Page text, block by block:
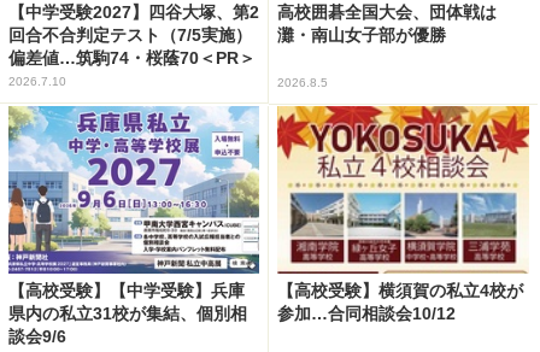
【中学受験2027】四谷大塚、第2
回合不合判定テスト（7/5実施）
偏差値…筑駒74・桜蔭70＜PR＞
2026.7.10
高校囲碁全国大会、団体戦は
灘・南山女子部が優勝
2026.8.5
【高校受験】【中学受験】兵庫
県内の私立31校が集結、個別相
談会9/6
【高校受験】横須賀の私立4校が
参加…合同相談会10/12